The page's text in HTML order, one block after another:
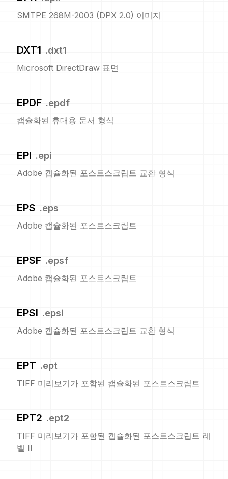
SMTPE 268M-2003 (DPX 2.0) 이미지
DXT1 .dxt1
Microsoft DirectDraw 표면
EPDF .epdf
캡슐화된 휴대용 문서 형식
EPI .epi
Adobe 캡슐화된 포스트스크립트 교환 형식
EPS .eps
Adobe 캡슐화된 포스트스크립트
EPSF .epsf
Adobe 캡슐화된 포스트스크립트
EPSI .epsi
Adobe 캡슐화된 포스트스크립트 교환 형식
EPT .ept
TIFF 미리보기가 포함된 캡슐화된 포스트스크립트
EPT2 .ept2
TIFF 미리보기가 포함된 캡슐화된 포스트스크립트 레
벨 II